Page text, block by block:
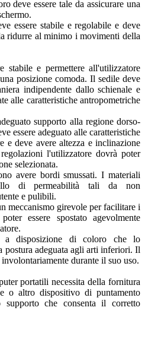
deve essere tale da assicurare una
essere stabile e regolabile e deve
ridurre al minimo i movimenti della
stabile e permettere all'utilizzatore
posizione comoda. Il sedile deve
indipendente dallo schienale e
alle caratteristiche antropometriche
supporto alla regione dorso-
essere adeguato alle caratteristiche
e deve avere altezza e inclinazione
l'utilizzatore dovrà poter
selezionata.
avere bordi smussati. I materiali
di permeabilità tali da non
e pulibili.
meccanismo girevole per facilitare i
essere spostato agevolmente
a disposizione di coloro che lo
postura adeguata agli arti inferiori. Il
durante il suo uso.
portatili necessita della fornitura
o altro dispositivo di puntamento
che consenta il corretto